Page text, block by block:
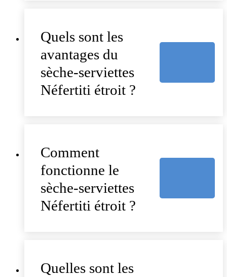
Quels sont les
avantages du
sèche-serviettes
Néfertiti étroit ?
Comment
fonctionne le
sèche-serviettes
Néfertiti étroit ?
Quelles sont les